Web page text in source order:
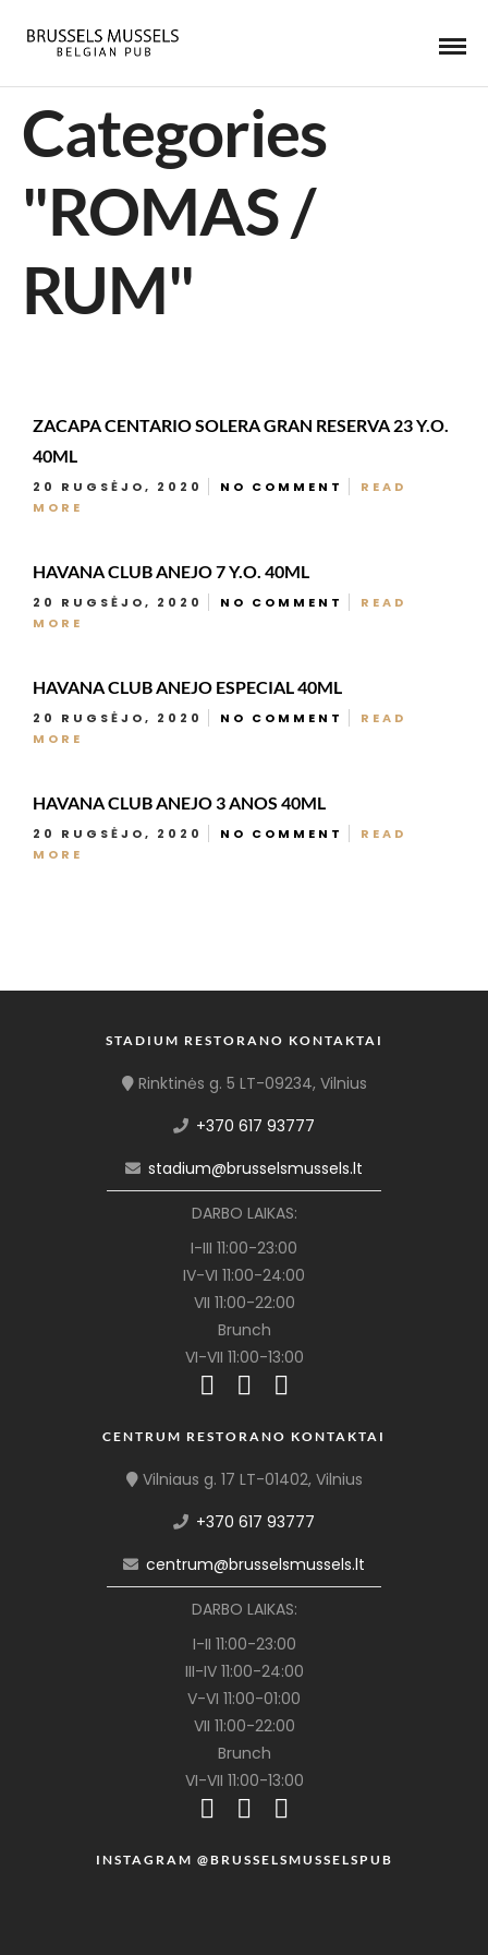
Categories
"ROMAS /
RUM"
ZACAPA CENTARIO SOLERA GRAN RESERVA 23 Y.O.
40ML
20 RUGSĖJO, 2020 NO COMMENT
READ
MORE
HAVANA CLUB ANEJO 7 Y.O. 40ML
20 RUGSĖJO, 2020 NO COMMENT
READ
MORE
HAVANA CLUB ANEJO ESPECIAL 40ML
20 RUGSĖJO, 2020 NO COMMENT
READ
MORE
HAVANA CLUB ANEJO 3 ANOS 40ML
20 RUGSĖJO, 2020 NO COMMENT
READ
MORE
STADIUM RESTORANO KONTAKTAI
Rinktinės g. 5 LT-09234, Vilnius
+370 617 93777
stadium@brusselsmussels.lt
DARBO LAIKAS:
I-III 11:00-23:00
IV-VI 11:00-24:00
VII 11:00-22:00
Brunch
VI-VII 11:00-13:00
CENTRUM RESTORANO KONTAKTAI
Vilniaus g. 17 LT-01402, Vilnius
+370 617 93777
centrum@brusselsmussels.lt
DARBO LAIKAS:
I-II 11:00-23:00
III-IV 11:00-24:00
V-VI 11:00-01:00
VII 11:00-22:00
Brunch
VI-VII 11:00-13:00
INSTAGRAM @BRUSSELSMUSSELSPUB